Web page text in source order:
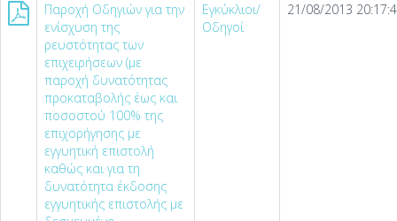
Παροχή Οδηγιών για την
ενίσχυση της
ρευστότητας των
επιχειρήσεων (µε
παροχή δυνατότητας
προκαταβολής έως και
ποσοστού 100% της
επιχορήγησης µε
εγγυητική επιστολή
καθώς και για τη
δυνατότητα έκδοσης
εγγυητικής επιστολής µε
Εγκύκλιοι/
Οδηγοί
21/08/2013